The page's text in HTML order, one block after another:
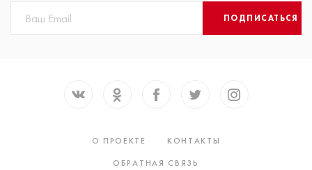
ПОДПИСАТЬСЯ
О ПРОЕКТЕ
КОНТАКТЫ
ОБРАТНАЯ СВЯЗЬ